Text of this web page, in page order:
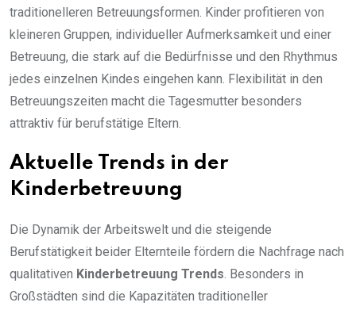
traditionelleren Betreuungsformen. Kinder profitieren von
kleineren Gruppen, individueller Aufmerksamkeit und einer
Betreuung, die stark auf die Bedürfnisse und den Rhythmus
jedes einzelnen Kindes eingehen kann. Flexibilität in den
Betreuungszeiten macht die Tagesmutter besonders
attraktiv für berufstätige Eltern.
Aktuelle Trends in der
Kinderbetreuung
Die Dynamik der Arbeitswelt und die steigende
Berufstätigkeit beider Elternteile fördern die Nachfrage nach
qualitativen Kinderbetreuung Trends. Besonders in
Großstädten sind die Kapazitäten traditioneller